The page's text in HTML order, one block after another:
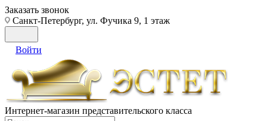
Заказать звонок
Санкт-Петербург, ул. Фучика 9, 1 этаж
Войти
Интернет-магазин представительского класса